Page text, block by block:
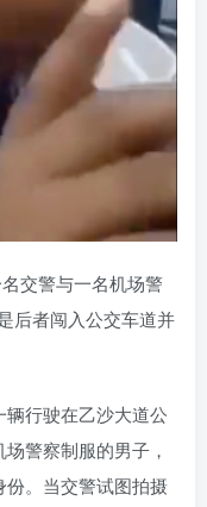
交警与一名机场警
后者闯入公交车道并
行驶在乙沙大道公
警察制服的男子，
。当交警试图拍摄